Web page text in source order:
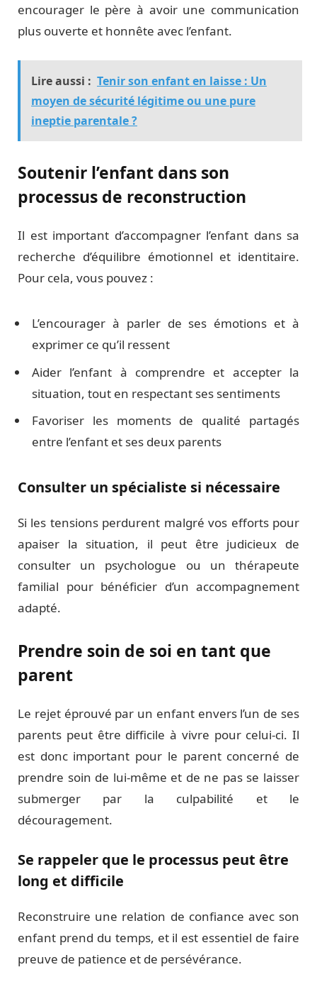
encourager le père à avoir une communication
plus ouverte et honnête avec l’enfant.
Lire aussi : Tenir son enfant en laisse : Un
moyen de sécurité légitime ou une pure
ineptie parentale ?
Soutenir l’enfant dans son
processus de reconstruction
Il est important d’accompagner l’enfant dans sa
recherche d’équilibre émotionnel et identitaire.
Pour cela, vous pouvez :
L’encourager à parler de ses émotions et à
exprimer ce qu’il ressent
Aider l’enfant à comprendre et accepter la
situation, tout en respectant ses sentiments
Favoriser les moments de qualité partagés
entre l’enfant et ses deux parents
Consulter un spécialiste si nécessaire
Si les tensions perdurent malgré vos efforts pour
apaiser la situation, il peut être judicieux de
consulter un psychologue ou un thérapeute
familial pour bénéficier d’un accompagnement
adapté.
Prendre soin de soi en tant que
parent
Le rejet éprouvé par un enfant envers l’un de ses
parents peut être difficile à vivre pour celui-ci. Il
est donc important pour le parent concerné de
prendre soin de lui-même et de ne pas se laisser
submerger par la culpabilité et le
découragement.
Se rappeler que le processus peut être
long et difficile
Reconstruire une relation de confiance avec son
enfant prend du temps, et il est essentiel de faire
preuve de patience et de persévérance.